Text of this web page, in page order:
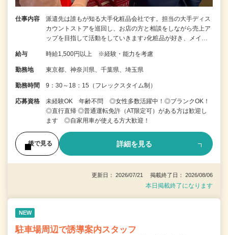
仕事内容
派遣先は誰もが知る大手化粧品会社です。担当の大手ディス
カウントストアを巡回し、お店の方と相談をしながら売上ア
ップを目指して活動をしていきます♪化粧品が好き、メイ…
給与 時給1,500円以上 ※経験・能力を考慮
勤務地 東京都、神奈川県、千葉県、埼玉県
勤務時間 9：30～18：15（フレックスタイム制）
応募資格
未経験OK 年齢不問 ◎女性多数活躍中！◎ブランクOK！
◎直行直帰 ◎普通運転免許（AT限定可）がある方は歓迎し
ます ◎自家用車が使える方大歓迎！
後で見る 詳細を見る
更新日： 2026/07/21 掲載終了日： 2026/08/06
本日掲載終了になります
NEW
駐車場周辺で誘導案内スタッフ